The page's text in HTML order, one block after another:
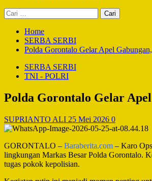
Cari
untuk:
Home
SERBA SERBI
Polda Gorontalo Gelar Apel
SERBA SERBI
TNI - POLRI
Polda Gorontalo Gelar
SUPRIANTO ALI 25 Mei 2026 0
GORONTALO – Baraberita.com – Karo
lingkungan Markas Besar Polda Gorontalo.
tugas pokok kepolisian.